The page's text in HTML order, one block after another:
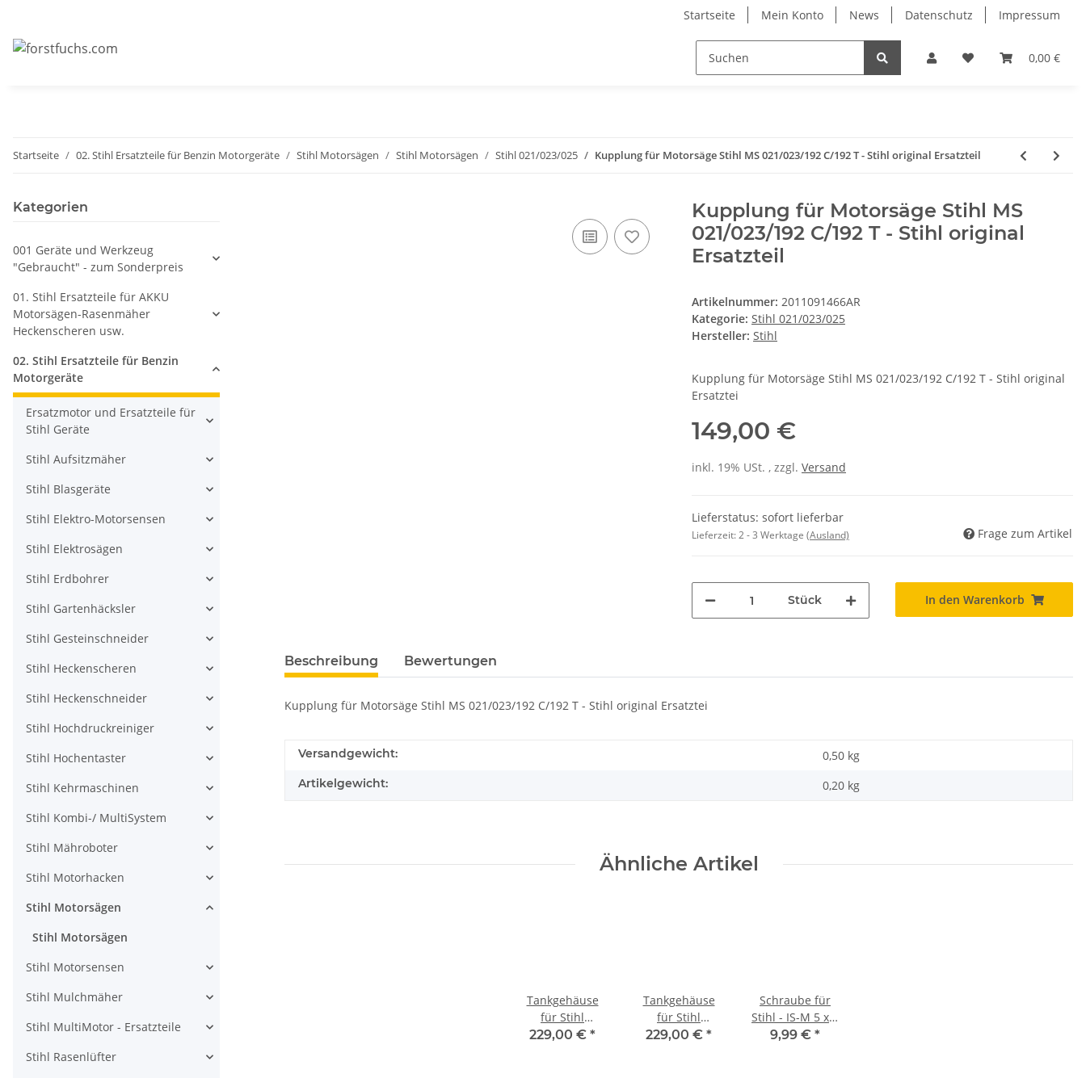
Startseite Mein Konto News Datenschutz Impressum
0,00 €
Startseite 02. Stihl Ersatzteile für Benzin Motorgeräte Stihl Motorsägen Stihl Motorsägen Stihl 021/023/025 Kupplung für Motorsäge Stihl MS 021/023/192 C/192 T - Stihl original Ersatzteil
Kupplung für Motorsäge Stihl MS
021/023/192 C/192 T - Stihl original
Ersatzteil
Artikelnummer: 2011091466AR
Kategorie: Stihl 021/023/025
Hersteller: Stihl
Kupplung für Motorsäge Stihl MS 021/023/192 C/192 T - Stihl original
Ersatztei
149,00 €
inkl. 19% USt. , zzgl. Versand
Lieferstatus: sofort lieferbar
Lieferzeit:2 - 3 Werktage (Ausland) Frage zum Artikel
Stück In den Warenkorb
Beschreibung Bewertungen
Kupplung für Motorsäge Stihl MS 021/023/192 C/192 T - Stihl original Ersatztei
Versandgewicht: 0,50 kg
Artikelgewicht: 0,20 kg
Ähnliche Artikel
Tankgehäuse
für Stihl
Motorsäge 044
229,00 € *
Tankgehäuse
für Stihl
Motorsäge MS
229,00 € *
Schraube für
Stihl - IS-M 5 x 6
- 10.9
9,99 € *
Kategorien
001 Geräte und Werkzeug
"Gebraucht" - zum Sonderpreis
01. Stihl Ersatzteile für AKKU
Motorsägen-Rasenmäher
Heckenscheren usw.
02. Stihl Ersatzteile für Benzin
Motorgeräte
Ersatzmotor und Ersatzteile für
Stihl Geräte
Stihl Aufsitzmäher
Stihl Blasgeräte
Stihl Elektro-Motorsensen
Stihl Elektrosägen
Stihl Erdbohrer
Stihl Gartenhäcksler
Stihl Gesteinschneider
Stihl Heckenscheren
Stihl Heckenschneider
Stihl Hochdruckreiniger
Stihl Hochentaster
Stihl Kehrmaschinen
Stihl Kombi-/ MultiSystem
Stihl Mähroboter
Stihl Motorhacken
Stihl Motorsägen
Stihl Motorsägen
Stihl Motorsensen
Stihl Mulchmäher
Stihl MultiMotor - Ersatzteile
Stihl Rasenlüfter